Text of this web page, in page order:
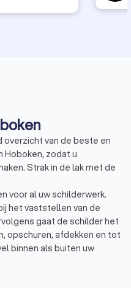
van de beste en
zodat u
Strak in de lak met de
voor al uw schilderwerk.
het vaststellen van de
gaat de schilder het
opschuren, afdekken en tot
binnen als buiten uw